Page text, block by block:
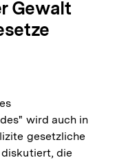
Gewalt
wird auch in
gesetzliche
die